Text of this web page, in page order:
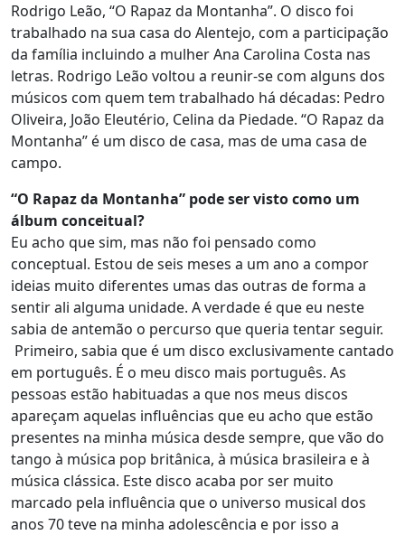
Rodrigo Leão, “O Rapaz da Montanha”. O disco foi
trabalhado na sua casa do Alentejo, com a participação
da família incluindo a mulher Ana Carolina Costa nas
letras. Rodrigo Leão voltou a reunir-se com alguns dos
músicos com quem tem trabalhado há décadas: Pedro
Oliveira, João Eleutério, Celina da Piedade. “O Rapaz da
Montanha” é um disco de casa, mas de uma casa de
campo.
“O Rapaz da Montanha” pode ser visto como um
álbum conceitual?
Eu acho que sim, mas não foi pensado como
conceptual. Estou de seis meses a um ano a compor
ideias muito diferentes umas das outras de forma a
sentir ali alguma unidade. A verdade é que eu neste
sabia de antemão o percurso que queria tentar seguir.
Primeiro, sabia que é um disco exclusivamente cantado
em português. É o meu disco mais português. As
pessoas estão habituadas a que nos meus discos
apareçam aquelas influências que eu acho que estão
presentes na minha música desde sempre, que vão do
tango à música pop britânica, à música brasileira e à
música clássica. Este disco acaba por ser muito
marcado pela influência que o universo musical dos
anos 70 teve na minha adolescência e por isso a